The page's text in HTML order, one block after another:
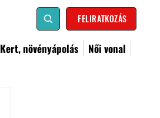
FELIRATKOZÁS
Kert, növényápolás
Női vonal